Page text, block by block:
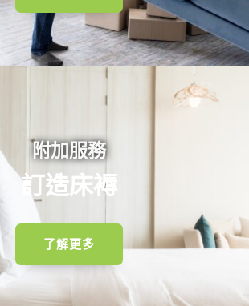
附加服務
訂造床褥
了解更多
查看訂造傢俬案例